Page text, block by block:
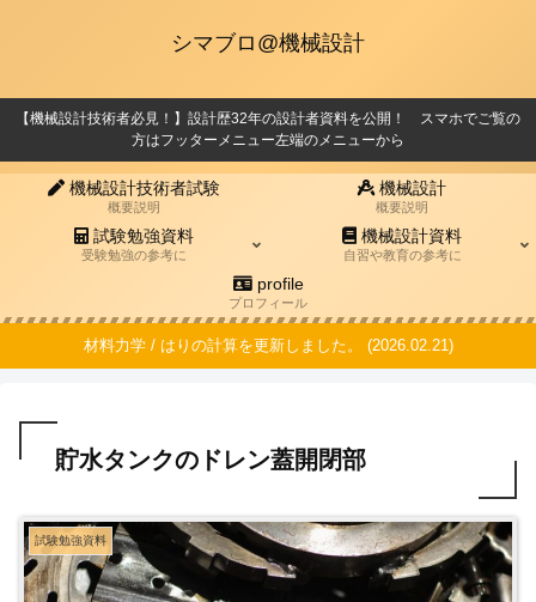
シマブロ@機械設計
【機械設計技術者必見！】設計歴32年の設計者資料を公開！ スマホでご覧の
方はフッターメニュー左端のメニューから
機械設計技術者試験
概要説明
機械設計
概要説明
試験勉強資料
受験勉強の参考に
機械設計資料
自習や教育の参考に
profile
プロフィール
材料力学 / はりの計算を更新しました。 (2026.02.21)
貯水タンクのドレン蓋開閉部
試験勉強資料